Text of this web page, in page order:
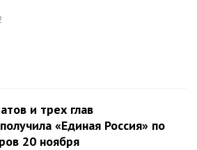
и трех глав
«Единая Россия» по
20 ноября